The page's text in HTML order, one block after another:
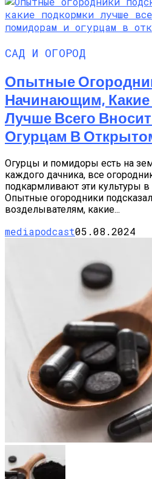
САД И ОГОРОД
Опытные
Начинающим,
Лучше Всего
Огурцам В
Огурцы и помидоры есть на
каждого дачника, все
подкармливают эти культуры в
Опытные огородники
возделывателям, какие...
mediapodcast05.08.2024